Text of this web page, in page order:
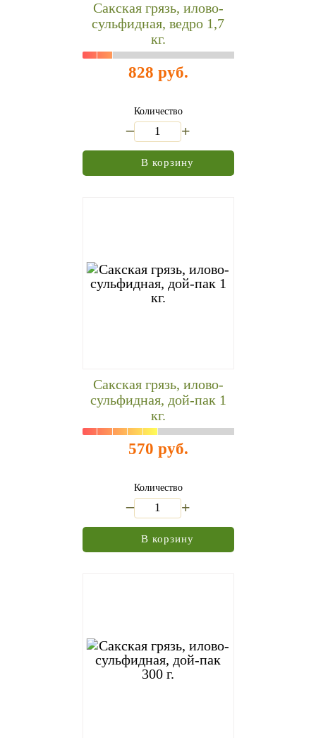
Сакская грязь, илово-
сульфидная, ведро 1,7
кг.
828 руб.
Количество
+
В корзину
Сакская грязь, илово-
сульфидная, дой-пак 1
кг.
570 руб.
Количество
+
В корзину